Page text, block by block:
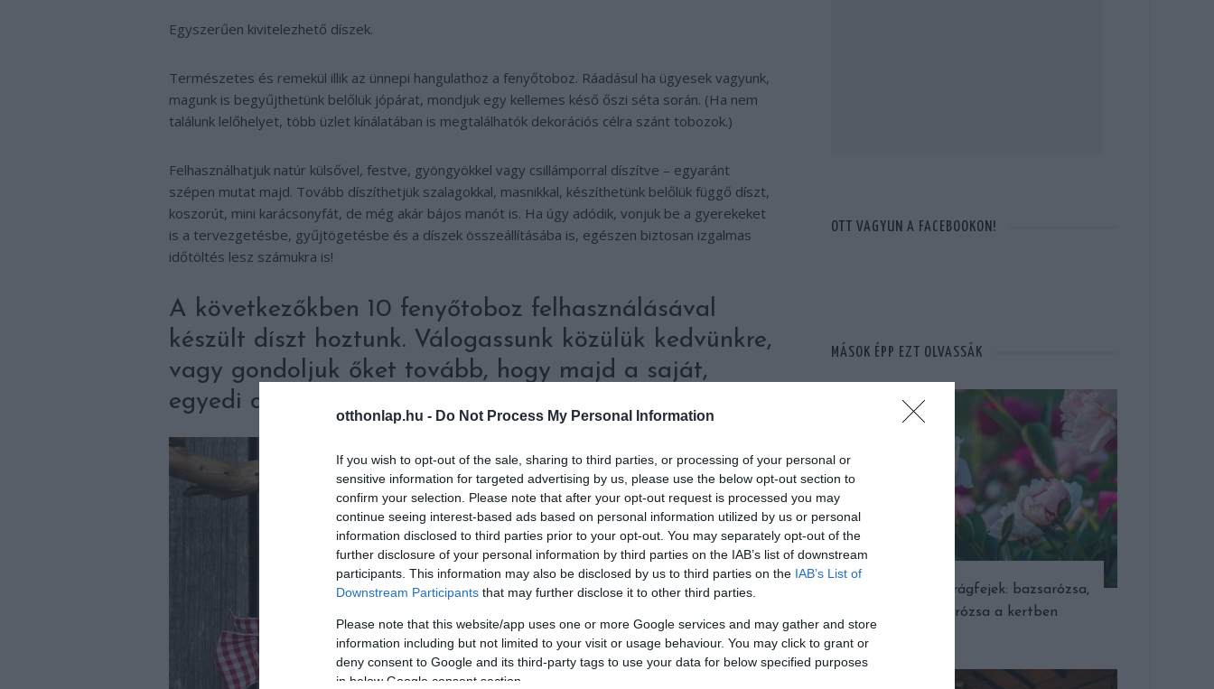
otthonlap.hu - Do Not Process My Personal Information
If you wish to opt-out of the sale, sharing to third parties, or processing of your personal or
sensitive information for targeted advertising by us, please use the below opt-out section to
confirm your selection. Please note that after your opt-out request is processed you may
continue seeing interest-based ads based on personal information utilized by us or personal
information disclosed to third parties prior to your opt-out. You may separately opt-out of the
further disclosure of your personal information by third parties on the IAB’s list of downstream
participants. This information may also be disclosed by us to third parties on the IAB’s List of
Downstream Participants that may further disclose it to other third parties.
Please note that this website/app uses one or more Google services and may gather and store
information including but not limited to your visit or usage behaviour. You may click to grant or
deny consent to Google and its third-party tags to use your data for below specified purposes
in below Google consent section.
Egyszerűen kivitelezhető díszek.
Természetes és remekül illik az ünnepi hangulathoz a fenyőtoboz. Ráadásul ha ügyesek vagyunk,
magunk is begyűjthetünk belőlük jópárat, mondjuk egy kellemes késő őszi séta során. (Ha nem
találunk lelőhelyet, több üzlet kínálatában is megtalálhatók dekorációs célra szánt tobozok.)
Felhasználhatjuk natúr külsővel, festve, gyöngyökkel vagy csillámporral díszítve – egyaránt
szépen mutat majd. Tovább díszíthetjük szalagokkal, masnikkal, készíthetünk belőlük függő díszt,
koszorút, mini karácsonyfát, de még akár bájos manót is. Ha úgy adódik, vonjuk be a gyerekeket
is a tervezgetésbe, gyűjtögetésbe és a díszek összeállításába is, egészen biztosan izgalmas
időtöltés lesz számukra is!
A következőkben 10 fenyőtoboz felhasználásával
készült díszt hoztunk. Válogassunk közülük kedvünkre,
vagy gondoljuk őket tovább, hogy majd a saját,
egyedi dekorációnkat elkészíthessük!
OTT VAGYUN A FACEBOOKON!
MÁSOK ÉPP EZT OLVASSÁK
Varázslatos virágfejek: bazsarózsa,
pünkösdi rózsa a kertben